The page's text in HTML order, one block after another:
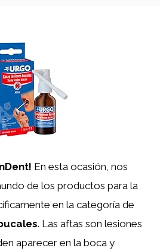
En esta ocasión, nos
de los productos para la
en la categoría de
. Las aftas son lesiones
aparecer en la boca y